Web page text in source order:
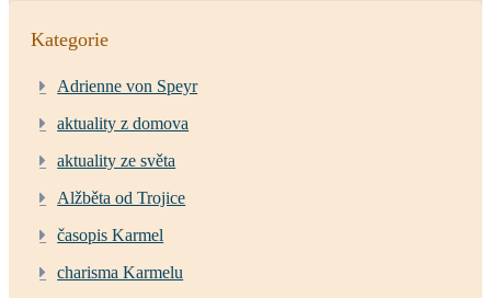
Kategorie
Adrienne von Speyr
aktuality z domova
aktuality ze světa
Alžběta od Trojice
časopis Karmel
charisma Karmelu